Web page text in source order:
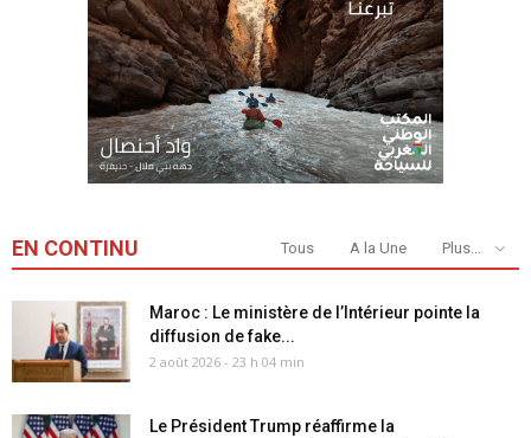
EN CONTINU Tous A la Une Plus...
Maroc : Le ministère de l’Intérieur pointe la
diffusion de fake...
2 août 2026 - 23 h 04 min
Le Président Trump réaffirme la